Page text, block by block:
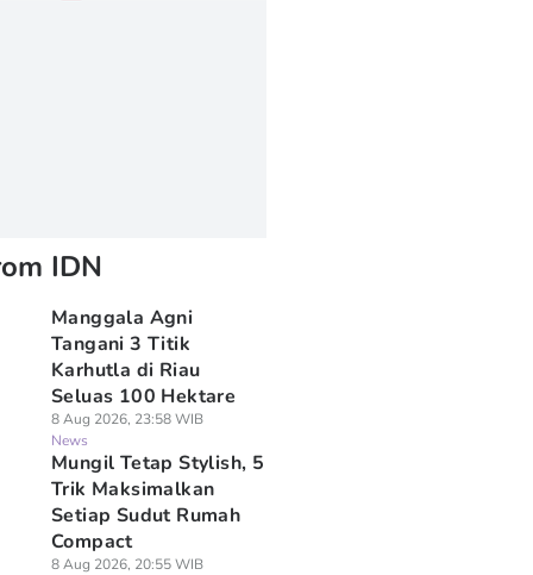
IDN
Manggala Agni
Tangani 3 Titik
Karhutla di Riau
Seluas 100 Hektare
8 Aug 2026, 23:58 WIB
News
Mungil Tetap Stylish, 5
Trik Maksimalkan
Setiap Sudut Rumah
Compact
8 Aug 2026, 20:55 WIB